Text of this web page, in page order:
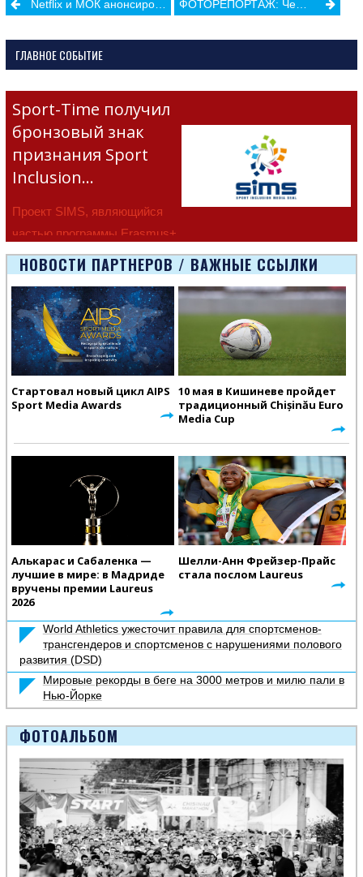
Netflix и МОК анонсировали цикл документальных сериалов о легкой атлетике, гимнастике и баскетболе ФОТОРЕПОРТАЖ: Чемпионат Молдовы по легкой атлетике среди юниоров
ГЛАВНОЕ СОБЫТИЕ
Sport-Time получил
бронзовый знак
признания Sport
Inclusion…
Проект SIMS, являющийся
частью программы Erasmus+
Европейско
НОВОСТИ ПАРТНЕРОВ / ВАЖНЫЕ ССЫЛКИ
Стартовал новый цикл AIPS
Sport Media Awards
10 мая в Кишиневе пройдет
традиционный Chișinău Euro
Media Cup
Алькарас и Сабаленка —
лучшие в мире: в Мадриде
вручены премии Laureus
2026
Шелли-Анн Фрейзер-Прайс
стала послом Laureus
World Athletics ужесточит правила для спортсменов-
трансгендеров и спортсменов с нарушениями полового
развития (DSD)
Мировые рекорды в беге на 3000 метров и милю пали в
Нью-Йорке
ФОТОАЛЬБОМ